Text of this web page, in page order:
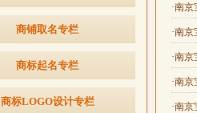
商铺取名专栏
商标起名专栏
商标LOGO设计专栏
·南
·南
·南
·南
·南